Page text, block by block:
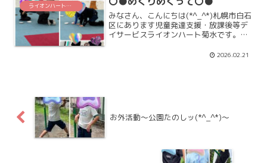
ライオンハート菊水
みなさん、こんにちは(*^_^*)札幌市白石
区にあります児童発達支援・放課後等デ
イサービスライオンハート菊水です。、
たよ🎵一度ひっくり返すと、勢いがつい
2026.02.21
お外活動～公園たのしッ(*^_^*)～